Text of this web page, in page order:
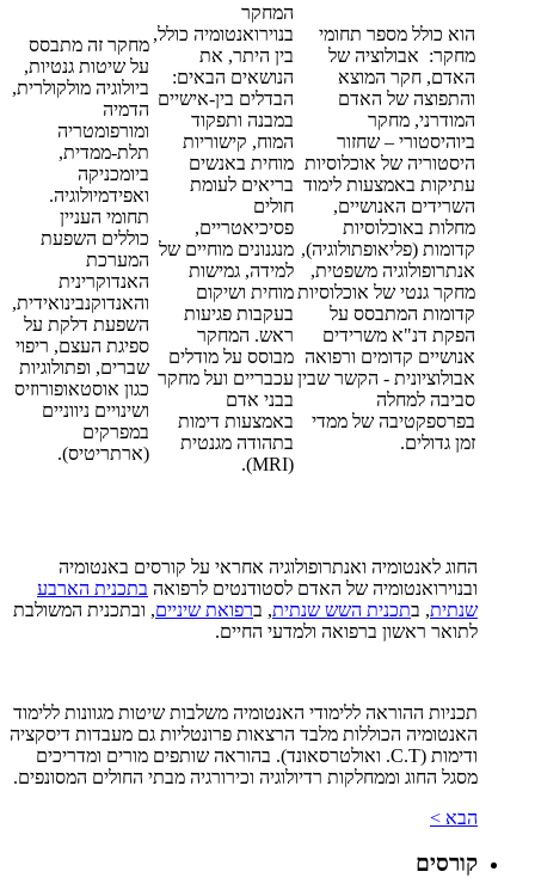
הוא כולל מספר תחומי
מחקר: אבולוציה של
האדם, חקר המוצא
והתפוצה של האדם
המודרני, מחקר
ביוהיסטורי – שחזור
היסטוריה של אוכלוסיות
עתיקות באמצעות לימוד
השרידים האנושיים,
מחלות באוכלוסיות
קדומות (פליאופתולוגיה),
אנתרופולוגיה משפטית,
מחקר גנטי של אוכלוסיות
קדומות המתבסס על
הפקת דנ"א משרידים
אנושיים קדומים ורפואה
אבולוציונית - הקשר שבין
סביבה למחלה
בפרספקטיבה של ממדי
זמן גדולים.
המחקר
בנוירואנטומיה כולל,
בין היתר, את
הנושאים הבאים:
הבדלים בין-אישיים
במבנה ותפקוד
המוח, קישוריות
מוחית באנשים
בריאים לעומת
חולים
פסיכיאטריים,
מנגנונים מוחיים של
למידה, גמישות
מוחית ושיקום
בעקבות פגיעות
ראש. המחקר
מבוסס על מודלים
עכבריים ועל מחקר
בבני אדם
באמצעות דימות
בתהודה מגנטית
(
MRI
).
מחקר זה מתבסס
על שיטות גנטיות,
ביולוגיה מולקולרית,
הדמיה
ומורפומטריה
תלת-ממדית,
ביומכניקה
ואפידמיולוגיה.
תחומי העניין
כוללים השפעת
המערכת
האנדוקרינית
והאנדוקנבינואידית,
השפעת דלקת על
ספיגת העצם, ריפוי
שברים, ופתולוגיות
כגון אוסטאופורוזיס
ושינויים ניווניים
במפרקים
(ארתריטיס).
החוג לאנטומיה ואנתרופולוגיה אחראי על קורסים באנטומיה
ובנוירואנטומיה של האדם לסטודנטים לרפואה בתכנית הארבע
שנתית, בתכנית השש שנתית, ברפואת שיניים, ובתכנית המשולבת
לתואר ראשון ברפואה ולמדעי החיים.
תכניות ההוראה ללימודי האנטומיה משלבות שיטות מגוונות ללימוד
האנטומיה הכוללות מלבד הרצאות פרונטליות גם מעבדות דיסקציה
ודימות (C.T. ואולטרסאונד). בהוראה שותפים מורים ומדריכים
מסגל החוג וממחלקות רדיולוגיה וכירורגיה מבתי החולים המסונפים.
הבא >
קורסים